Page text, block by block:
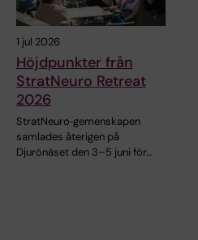
1 jul 2026
Höjdpunkter från
StratNeuro Retreat
2026
StratNeuro‑gemenskapen
samlades återigen på
Djurönäset den 3–5 juni för…